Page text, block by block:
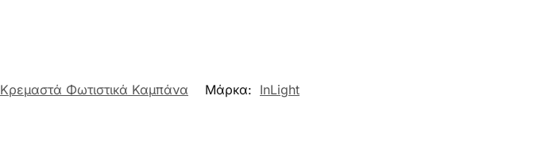
Κρεμαστά Φωτιστικά Καμπάνα Μάρκα: InLight